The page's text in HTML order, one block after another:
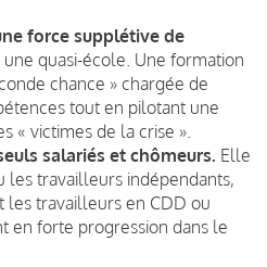
force supplétive de
quasi-école. Une formation
chance » chargée de
tout en pilotant une
« victimes de la crise ».
salariés et chômeurs. Elle
les travailleurs indépendants,
les travailleurs en CDD ou
en forte progression dans le